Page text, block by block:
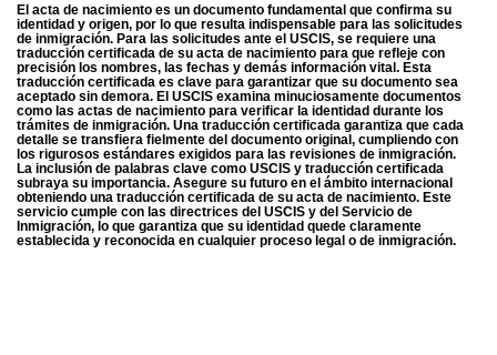
El acta de nacimiento es un documento fundamental que confirma su
identidad y origen, por lo que resulta indispensable para las solicitudes
de inmigración. Para las solicitudes ante el USCIS, se requiere una
traducción certificada de su acta de nacimiento para que refleje con
precisión los nombres, las fechas y demás información vital. Esta
traducción certificada es clave para garantizar que su documento sea
aceptado sin demora. El USCIS examina minuciosamente documentos
como las actas de nacimiento para verificar la identidad durante los
trámites de inmigración. Una traducción certificada garantiza que cada
detalle se transfiera fielmente del documento original, cumpliendo con
los rigurosos estándares exigidos para las revisiones de inmigración.
La inclusión de palabras clave como USCIS y traducción certificada
subraya su importancia. Asegure su futuro en el ámbito internacional
obteniendo una traducción certificada de su acta de nacimiento. Este
servicio cumple con las directrices del USCIS y del Servicio de
Inmigración, lo que garantiza que su identidad quede claramente
establecida y reconocida en cualquier proceso legal o de inmigración.